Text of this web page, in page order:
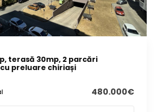
terasă 30mp, 2 parcări
preluare chiriași
480.000€